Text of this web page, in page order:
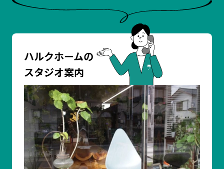
ハルクホームの
スタジオ案内